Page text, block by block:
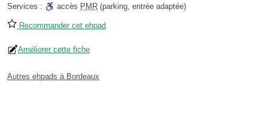
Services :
accès PMR (parking, entrée adaptée)
Recommander cet ehpad
Améliorer cette fiche
Autres ehpads à Bordeaux